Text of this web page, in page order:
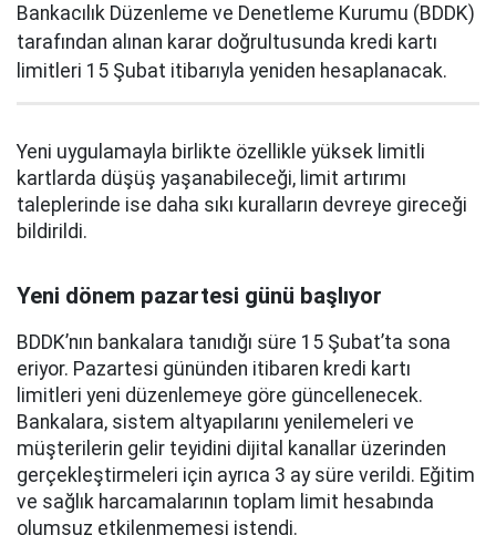
Bankacılık Düzenleme ve Denetleme Kurumu (BDDK)
tarafından alınan karar doğrultusunda kredi kartı
limitleri 15 Şubat itibarıyla yeniden hesaplanacak.
Yeni uygulamayla birlikte özellikle yüksek limitli
kartlarda düşüş yaşanabileceği, limit artırımı
taleplerinde ise daha sıkı kuralların devreye gireceği
bildirildi.
Yeni dönem pazartesi günü başlıyor
BDDK’nın bankalara tanıdığı süre 15 Şubat’ta sona
eriyor. Pazartesi gününden itibaren kredi kartı
limitleri yeni düzenlemeye göre güncellenecek.
Bankalara, sistem altyapılarını yenilemeleri ve
müşterilerin gelir teyidini dijital kanallar üzerinden
gerçekleştirmeleri için ayrıca 3 ay süre verildi. Eğitim
ve sağlık harcamalarının toplam limit hesabında
olumsuz etkilenmemesi istendi.